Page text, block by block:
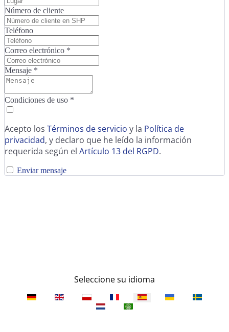
Número de cliente
Teléfono
Correo electrónico *
Mensaje *
Condiciones de uso *
Acepto los Términos de servicio y la Política de
privacidad, y declaro que he leído la información
requerida según el Artículo 13 del RGPD.
Enviar mensaje
Seleccione su idioma